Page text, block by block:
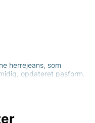
herrejeans, som
opdateret pasform.
fit skaber bukserne en
hverdag og weekend.
hvor 99% af materialet